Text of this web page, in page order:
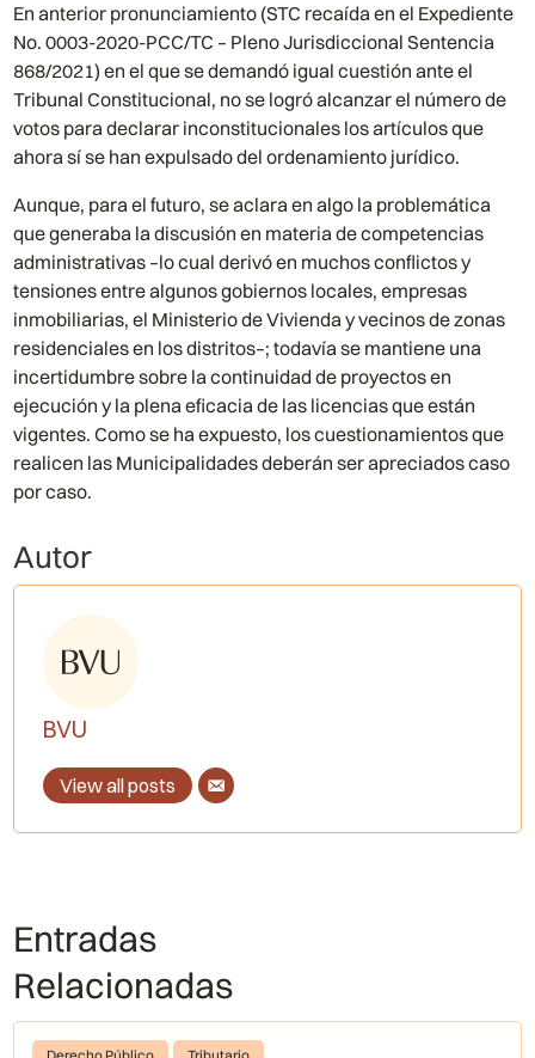
En anterior pronunciamiento (STC recaída en el Expediente
No. 0003-2020-PCC/TC – Pleno Jurisdiccional Sentencia
868/2021) en el que se demandó igual cuestión ante el
Tribunal Constitucional, no se logró alcanzar el número de
votos para declarar inconstitucionales los artículos que
ahora sí se han expulsado del ordenamiento jurídico.
Aunque, para el futuro, se aclara en algo la problemática
que generaba la discusión en materia de competencias
administrativas –lo cual derivó en muchos conflictos y
tensiones entre algunos gobiernos locales, empresas
inmobiliarias, el Ministerio de Vivienda y vecinos de zonas
residenciales en los distritos–; todavía se mantiene una
incertidumbre sobre la continuidad de proyectos en
ejecución y la plena eficacia de las licencias que están
vigentes. Como se ha expuesto, los cuestionamientos que
realicen las Municipalidades deberán ser apreciados caso
por caso.
Autor
BVU
View all posts
Entradas
Relacionadas